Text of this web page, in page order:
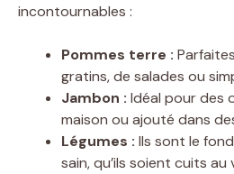
incontournables :
Pommes terre :
gratins, de salades ou
Jambon : Idéal pour des
maison ou ajouté dans
Légumes : Ils sont le
sain, qu’ils soient cuits au